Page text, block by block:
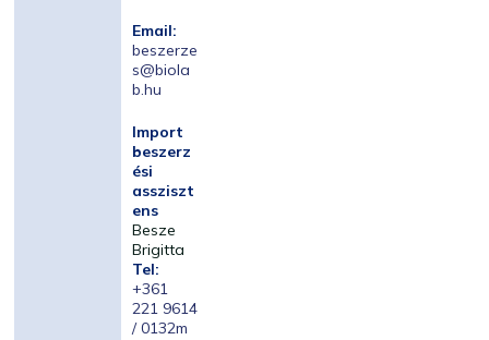
Email:
beszerze
s@biola
b.hu
Import
beszerz
ési
assziszt
ens
Besze
Brigitta
Tel:
+361
221 9614
/ 0132m